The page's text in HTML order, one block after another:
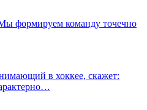
формируем команду точечно
в хоккее, скажет: